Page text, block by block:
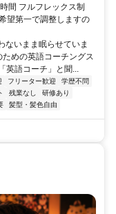
間 フルフレックス制
望第一で調整しますの
ないまま眠らせていま
めの英語コーチングス
語コーチ」と聞...
フリーター歓迎
学歴不問
残業なし
研修あり
髪型・髪色自由